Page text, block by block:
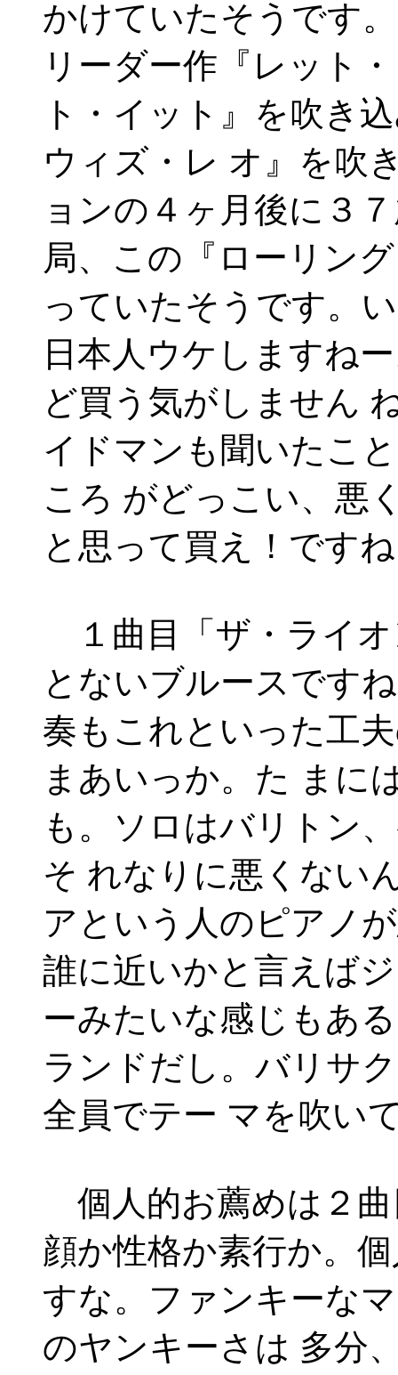
かけていたそうです
リーダー作『レット
ト・イット』を吹き
ウィズ・レ オ』を吹
ョンの４ヶ月後に３
局、この『ローリン
っていたそうです。
日本人ウケしますね
ど買う気がしません
イドマンも聞いたこ
ころ がどっこい、悪
と思って買え！です
１曲目「ザ・ライ
とないブルースです
奏もこれといった工
まあいっか。た まに
も。ソロはバリトン
そ れなりに悪くない
アという人のピアノ
誰に近いかと言えば
ーみたいな感じもあ
ランドだし。バリサ
全員でテー マを吹い
個人的お薦めは２曲
顔か性格か素行か。
すな。ファンキーな
のヤンキーさは 多分